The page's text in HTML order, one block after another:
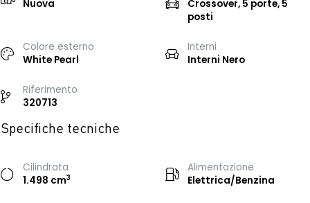
Nuova
Crossover, 5 porte, 5
posti
Colore esterno
White Pearl
Interni
Interni Nero
Riferimento
320713
Specifiche tecniche
Cilindrata
1.498 cm3
Alimentazione
Elettrica/Benzina